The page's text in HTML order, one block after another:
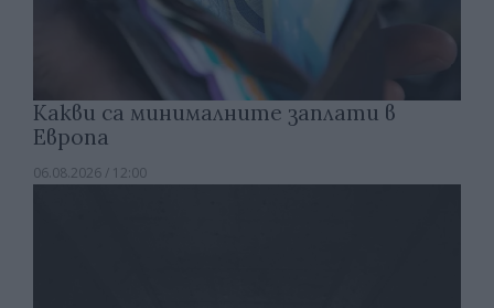
Какви са минималните заплати в
Европа
06.08.2026 / 12:00